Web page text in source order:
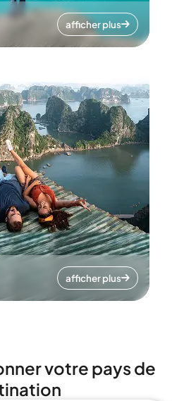
afficher plus
afficher plus
votre pays de